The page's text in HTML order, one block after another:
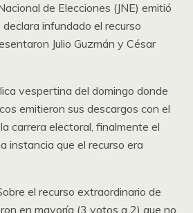
de Elecciones (JNE) emitió
infundado el recurso
Julio Guzmán y César
vespertina del domingo donde
emitieron sus descargos con el
carrera electoral, finalmente el
instancia que el recurso era
el recurso extraordinario de
en mayoría (3 votos a 2) que no